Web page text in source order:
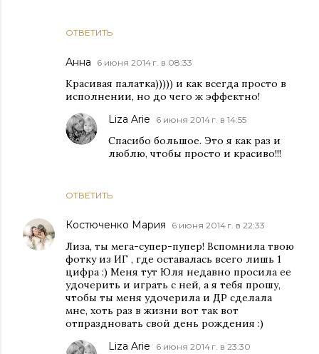
ОТВЕТИТЬ
Анна 6 июня 2014 г. в 08:33
Красивая палатка))))) и как всегда просто в
исполнении, но до чего ж эффектно!
ОТВЕТИТЬ
Liza Arie 6 июня 2014 г. в 14:55
Спасибо большое. Это я как раз и
люблю, чтобы просто и красиво!!!
Костюченко Мария 6 июня 2014 г. в 22:33
Лиза, ты мега-супер-пупер! Вспомнила твою
фотку из ИГ , где оставалась всего лишь 1
цифра :) Меня тут Юля недавно просила ее
удочерить и играть с ней, а я тебя прошу,
чтобы ты меня удочерила и ДР сделала
мне, хоть раз в жизни вот так вот
отпраздновать свой день рождения :)
Liza Arie 6 июня 2014 г. в 23:30